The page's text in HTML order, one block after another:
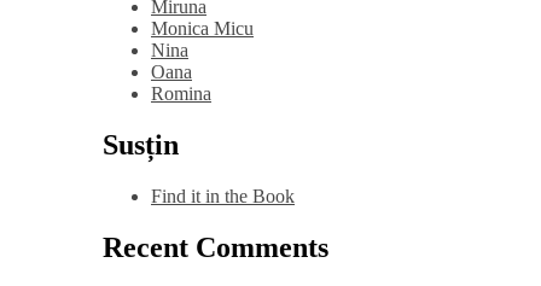
Miruna
Monica Micu
Nina
Oana
Romina
Susțin
Find it in the Book
Recent Comments